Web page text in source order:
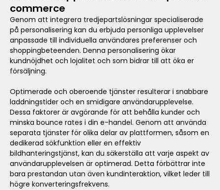
commerce
Genom att integrera tredjepartslösningar specialiserade
på personalisering kan du erbjuda personliga upplevelser
anpassade till individuella användares preferenser och
shoppingbeteenden. Denna personalisering ökar
kundnöjdhet och lojalitet och som bidrar till att öka er
försäljning.
Optimerade och oberoende tjänster resulterar i snabbare
laddningstider och en smidigare användarupplevelse.
Dessa faktorer är avgörande för att behålla kunder och
minska bounce rates i din e-handel. Genom att använda
separata tjänster för olika delar av plattformen, såsom en
dedikerad sökfunktion eller en effektiv
bildhanteringstjänst, kan du säkerställa att varje aspekt av
användarupplevelsen är optimerad. Detta förbättrar inte
bara prestandan utan även kundinteraktion, vilket leder till
högre konverteringsfrekvens.